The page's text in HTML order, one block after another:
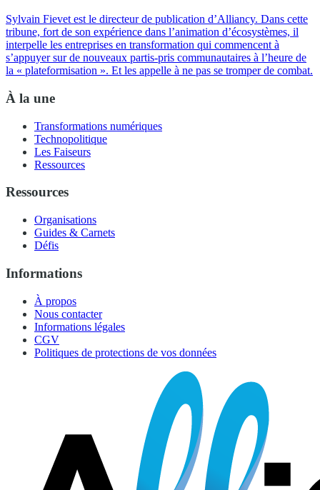
Sylvain Fievet est le directeur de publication d’Alliancy. Dans cette
tribune, fort de son expérience dans l’animation d’écosystèmes, il
interpelle les entreprises en transformation qui commencent à
s’appuyer sur de nouveaux partis-pris communautaires à l’heure de
la « plateformisation ». Et les appelle à ne pas se tromper de combat.
À la une
Transformations numériques
Technopolitique
Les Faiseurs
Ressources
Ressources
Organisations
Guides & Carnets
Défis
Informations
À propos
Nous contacter
Informations légales
CGV
Politiques de protections de vos données